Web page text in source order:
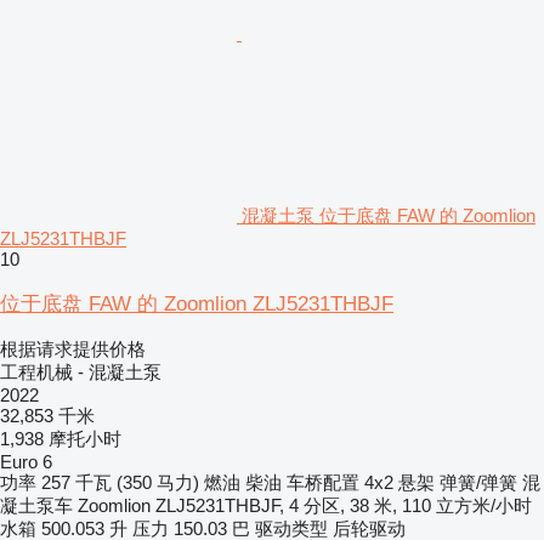
混凝土泵 位于底盘 FAW 的 Zoomlion
ZLJ5231THBJF
10
位于底盘 FAW 的 Zoomlion ZLJ5231THBJF
根据请求提供价格
工程机械 - 混凝土泵
2022
32,853 千米
1,938 摩托小时
Euro 6
功率 257 千瓦 (350 马力) 燃油 柴油 车桥配置 4x2 悬架 弹簧/弹簧 混
凝土泵车 Zoomlion ZLJ5231THBJF, 4 分区, 38 米, 110 立方米/小时
水箱 500.053 升 压力 150.03 巴 驱动类型 后轮驱动